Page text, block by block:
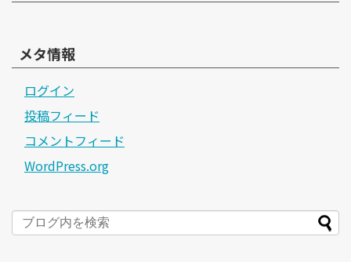
メタ情報
ログイン
投稿フィード
コメントフィード
WordPress.org